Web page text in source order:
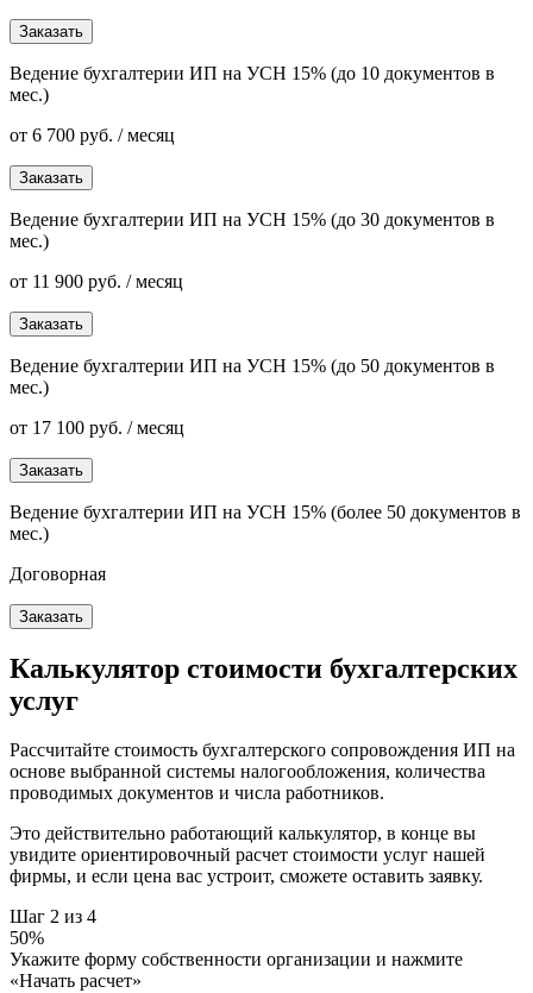
Заказать
Ведение бухгалтерии ИП на УСН 15% (до 10 документов в
мес.)
от 6 700 руб. / месяц
Заказать
Ведение бухгалтерии ИП на УСН 15% (до 30 документов в
мес.)
от 11 900 руб. / месяц
Заказать
Ведение бухгалтерии ИП на УСН 15% (до 50 документов в
мес.)
от 17 100 руб. / месяц
Заказать
Ведение бухгалтерии ИП на УСН 15% (более 50 документов в
мес.)
Договорная
Заказать
Калькулятор стоимости бухгалтерских
услуг
Рассчитайте стоимость бухгалтерского сопровождения ИП на
основе выбранной системы налогообложения, количества
проводимых документов и числа работников.
Это действительно работающий калькулятор, в конце вы
увидите ориентировочный расчет стоимости услуг нашей
фирмы, и если цена вас устроит, сможете оставить заявку.
Шаг 2 из 4
50%
Укажите форму собственности организации и нажмите
«Начать расчет»